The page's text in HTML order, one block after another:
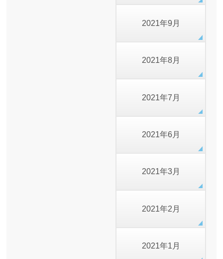
2021年9月
2021年8月
2021年7月
2021年6月
2021年3月
2021年2月
2021年1月